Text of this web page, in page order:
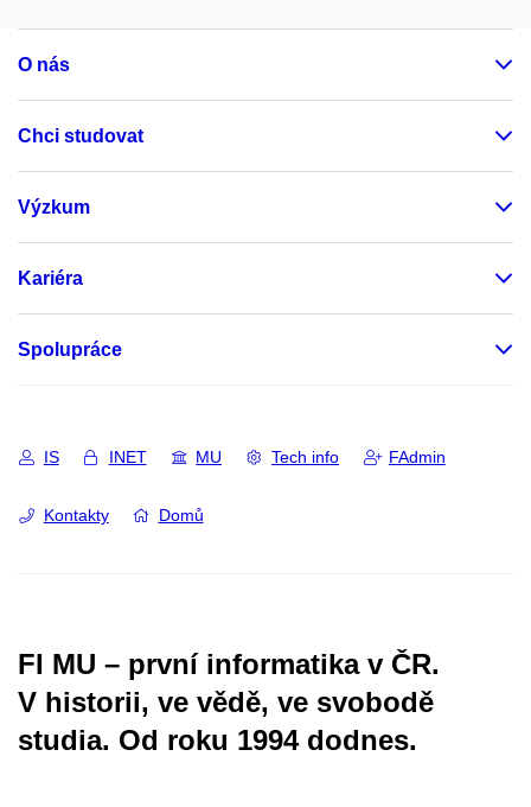
O nás
Chci studovat
Výzkum
Kariéra
Spolupráce
IS INET MU Tech info FAdmin
Kontakty Domů
FI MU – první informatika v ČR.
V historii, ve vědě, ve svobodě
studia. Od roku 1994 dodnes.